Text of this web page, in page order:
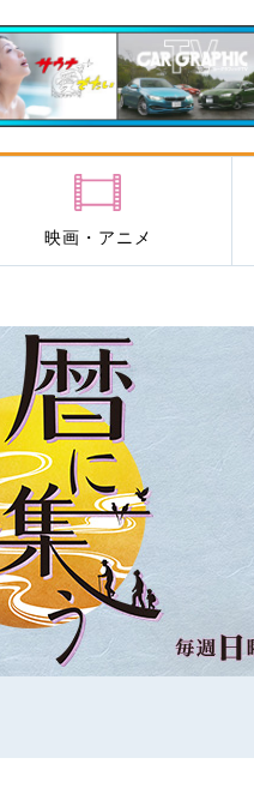
映画・アニメ